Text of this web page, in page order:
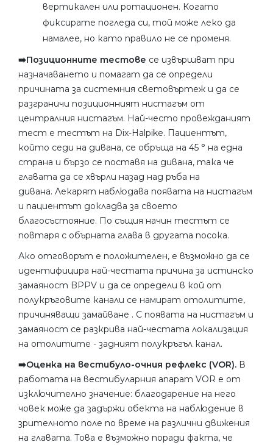
вертикален или ротационен. Когато
фиксирате погледа си, той може леко да
намалее, но като правило не се променя.
➡️Позиционните тестове се извършват при
назначаването и помагат да се определи
причината за системния световъртеж и да се
разграничи позиционният нистагъм от
централния нистагъм. Най-често провежданият
тест е тестът на Dix-Halpike. Пациентът,
който седи на дивана, се обръща на 45 ° на една
страна и бързо се поставя на дивана, така че
главата да се хвърли назад над ръба на
дивана. Лекарят наблюдава появата на нистагъм
и пациентът докладва за своето
благосъстояние. По същия начин тестът се
повтаря с обърната глава в другата посока.
Ако отговорът е положителен, е възможно да се
идентифицира най-честата причина за истинско
замаяност BPPV и да се определи в кой от
полукръговите канали се намират отолитите,
причиняващи замайване . С появата на нистагъм и
замаяност се разкрива най-честата локализация
на отолитите - задният полукръгъл канал.
➡️Оценка на вестибуло-очния рефлекс (VOR). В
работата на вестибуларния апарат VOR е от
изключително значение: благодарение на него
човек може да задържи обекта на наблюдение в
зрителното поле по време на различни движения
на главата. Това е възможно поради факта, че